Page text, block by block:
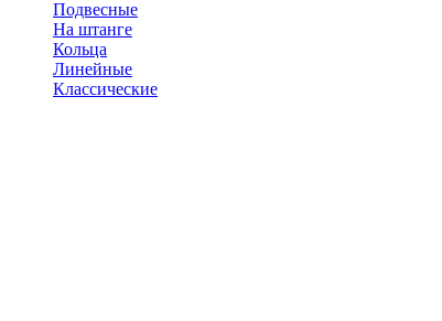
Подвесные
На штанге
Кольца
Линейные
Классические